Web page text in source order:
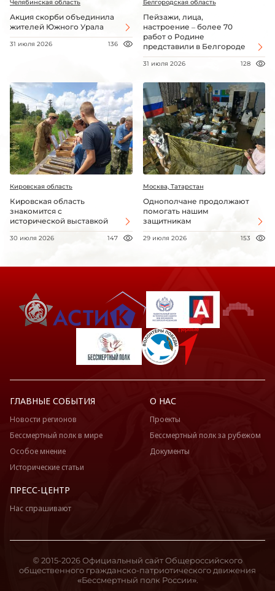
Челябинская область
Акция скорби объединила
жителей Южного Урала
31 июля 2026 136
Белгородская область
Пейзажи, лица,
настроение – более 70
работ о Родине
представили в Белгороде
31 июля 2026 128
Кировская область
Кировская область
знакомится с
исторической выставкой
30 июля 2026 147
Москва, Татарстан
Однополчане продолжают
помогать нашим
защитникам
29 июля 2026 153
ГЛАВНЫЕ СОБЫТИЯ
Новости регионов
Бессмертный полк в мире
Особое мнение
Исторические статьи
О НАС
Проекты
Бессмертный полк за рубежом
Документы
ПРЕСС-ЦЕНТР
Нас спрашивают
© 2015-2026 Официальный сайт Общероссийского
общественного гражданско-патриотического движения
«Бессмертный полк России».